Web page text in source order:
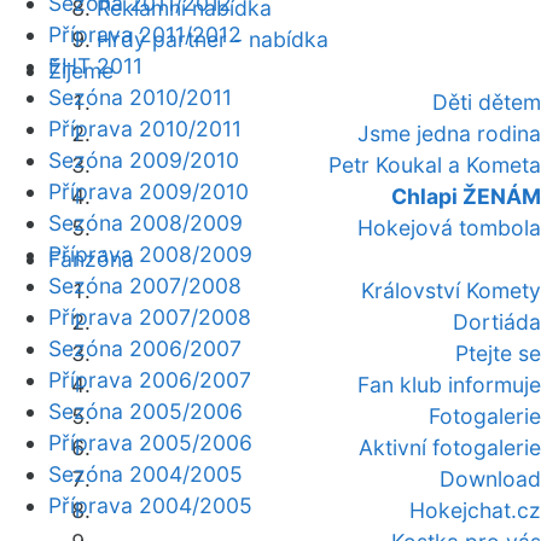
Reklamní nabídka
Hrdý partner - nabídka
Žijeme
Děti dětem
Jsme jedna rodina
Petr Koukal a Kometa
Chlapi ŽENÁM
Hokejová tombola
Fanzóna
Království Komety
Dortiáda
Ptejte se
Fan klub informuje
Fotogalerie
Aktivní fotogalerie
Download
Hokejchat.cz
Příprava 2011/2012
EHT 2011
Sezóna 2010/2011
Příprava 2010/2011
Sezóna 2009/2010
Příprava 2009/2010
Sezóna 2008/2009
Příprava 2008/2009
Sezóna 2007/2008
Příprava 2007/2008
Sezóna 2006/2007
Příprava 2006/2007
Sezóna 2005/2006
Příprava 2005/2006
Sezóna 2004/2005
Příprava 2004/2005